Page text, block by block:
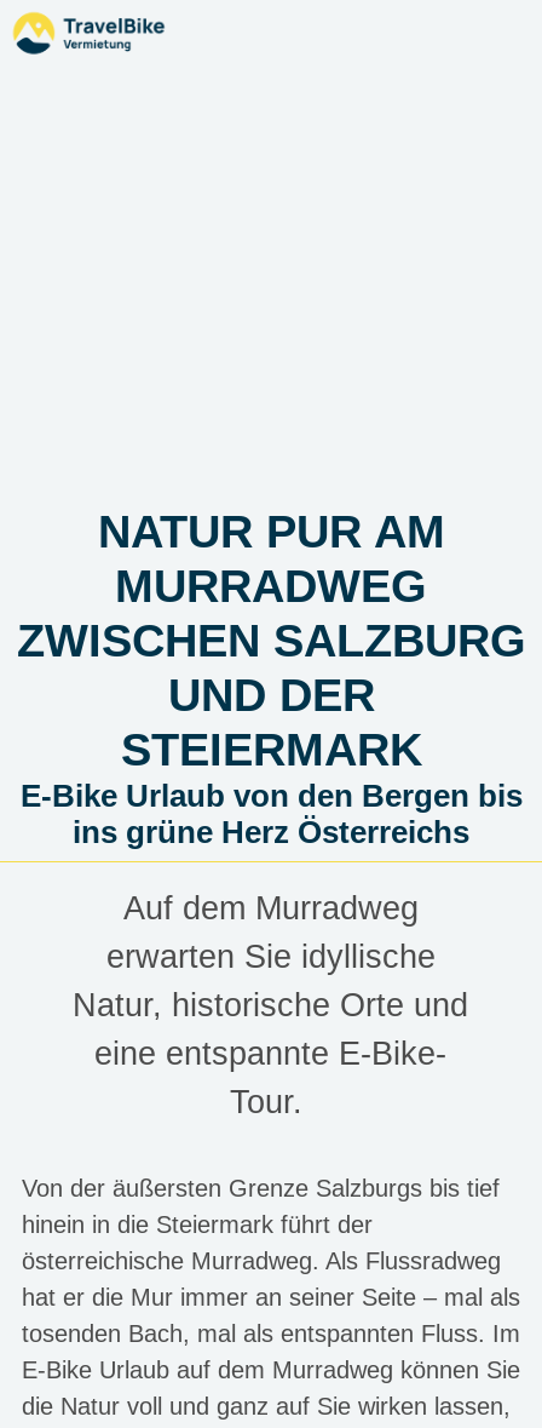
NATUR PUR AM
MURRADWEG
ZWISCHEN SALZBURG
UND DER
STEIERMARK
E-Bike Urlaub von den Bergen bis
ins grüne Herz Österreichs
Auf dem Murradweg
erwarten Sie idyllische
Natur, historische Orte und
eine entspannte E-Bike-
Tour.
Von der äußersten Grenze Salzburgs bis tief
hinein in die Steiermark führt der
österreichische Murradweg. Als Flussradweg
hat er die Mur immer an seiner Seite – mal als
tosenden Bach, mal als entspannten Fluss. Im
E-Bike Urlaub auf dem Murradweg können Sie
die Natur voll und ganz auf Sie wirken lassen,